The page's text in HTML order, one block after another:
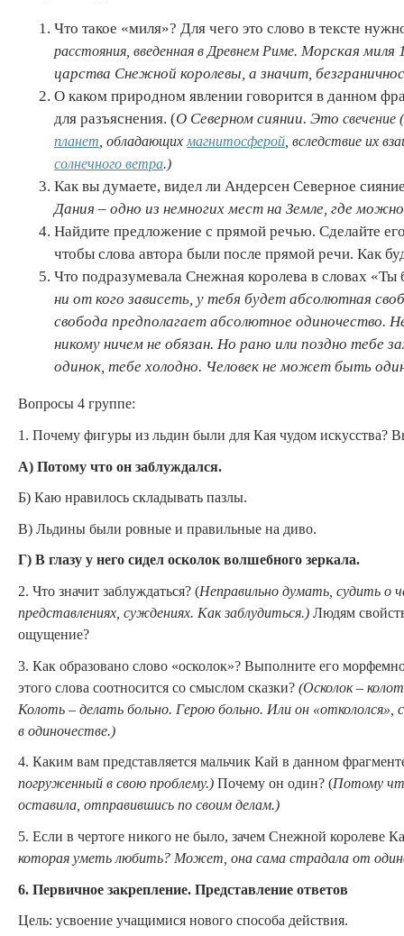
Что такое «миля»? Для чего это слово в тексте
расстояния, введенная в Древнем Риме. Морская миля
царства Снежной королевы, а значит,
О каком природном явлении говорится в данном
для разъяснения. (О Северном сиянии. Это свечение (
планет , обладающих магнитосферой , вследствие их
солнечного ветра.)
Как вы думаете, видел ли Андерсен Северное
Дания – одно из немногих мест на Земле, где
Найдите предложение с прямой речью. Сделайте
чтобы слова автора были после прямой речи. Как
Что подразумевала Снежная королева в словах
ни от кого зависеть, у тебя будет абсолютная
свобода предполагает абсолютное одиночество.
никому ничем не обязан. Но рано или поздно тебе
одинок, тебе холодно. Человек не может быть
Вопросы 4 группе:
1. Почему фигуры из льдин были для Кая чудом искусства?
А) Потому что он заблуждался.
Б) Каю нравилось складывать пазлы.
В) Льдины были ровные и правильные на диво.
Г) В глазу у него сидел осколок волшебного зеркала.
2. Что значит заблуждаться? (Неправильно думать, судить о
представлениях, суждениях. Как заблудиться.) Людям
ощущение?
3. Как образовано слово «осколок»? Выполните его
этого слова соотносится со смыслом сказки? (Осколок –
Колоть – делать больно. Герою больно. Или он
в одиночестве.)
4. Каким вам представляется мальчик Кай в данном
погруженный в свою проблему.) Почему он один? (Потому
оставила, отправившись по своим делам.)
5. Если в чертоге никого не было, зачем Снежной королеве
которая уметь любить? Может, она сама страдала от
6. Первичное закрепление. Представление ответов
Цель: усвоение учащимися нового способа действия.